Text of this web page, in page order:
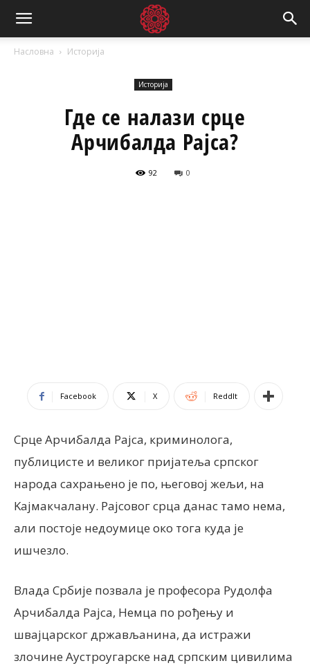
Насловна Историја
Историја
Где се налази срце
Арчибалда Рајса?
92 0
Facebook X ReddIt
Срце Арчибалда Рајса, криминолога,
публицисте и великог пријатеља српског
народа сахрањено је по, његовој жељи, на
Kајмакчалану. Рајсовог срца данас тамо нема,
али постоје недоумице око тога куда је
ишчезло.
Влада Србије позвала је професора Рудолфа
Арчибалда Рајса, Немца по рођењу и
швајцарског држављанина, да истражи
злочине Аустроугарске над српским цивилима